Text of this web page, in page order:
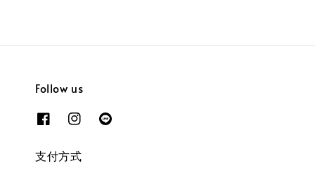
Follow us
支付方式